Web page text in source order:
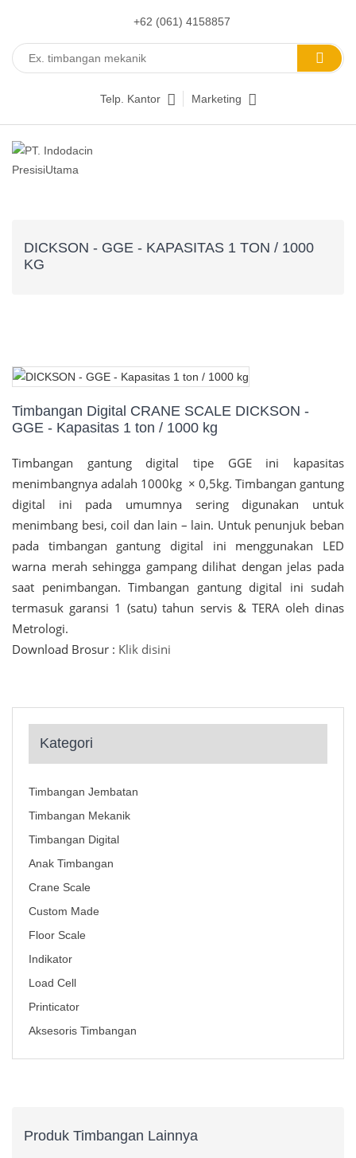
+62 (061) 4158857
Telp. Kantor Marketing
DICKSON - GGE - KAPASITAS 1 TON / 1000
KG
Kategori
Timbangan Jembatan
Timbangan Mekanik
Timbangan Digital
Anak Timbangan
Crane Scale
Custom Made
Floor Scale
Indikator
Load Cell
Printicator
Aksesoris Timbangan
Timbangan Digital CRANE SCALE DICKSON -
GGE - Kapasitas 1 ton / 1000 kg
Timbangan gantung digital tipe GGE ini kapasitas
menimbangnya adalah 1000kg × 0,5kg. Timbangan gantung
digital ini pada umumnya sering digunakan untuk
menimbang besi, coil dan lain – lain. Untuk penunjuk beban
pada timbangan gantung digital ini menggunakan LED
warna merah sehingga gampang dilihat dengan jelas pada
saat penimbangan. Timbangan gantung digital ini sudah
termasuk garansi 1 (satu) tahun servis & TERA oleh dinas
Metrologi.
Download Brosur : Klik disini
Produk Timbangan Lainnya